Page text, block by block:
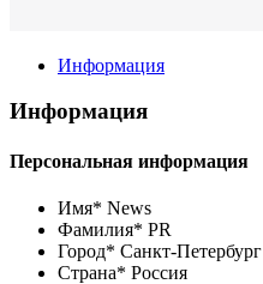
Информация
Информация
Персональная информация
Имя* News
Фамилия* PR
Город* Санкт-Петербург
Страна* Россия